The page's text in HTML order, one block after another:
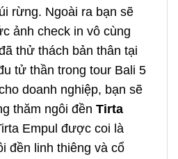
rừng. Ngoài ra bạn sẽ
ảnh check in vô cùng
thử thách bản thân tại
tử thần trong tour Bali 5
doanh nghiệp, bạn sẽ
thăm ngôi đền Tirta
Empul được coi là
đền linh thiêng và cổ